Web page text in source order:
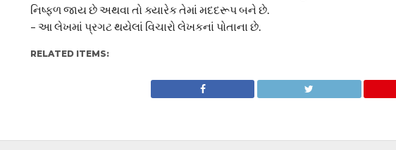
નિષ્ફળ જાય છે અથવા તો ક્યારેક તેમાં મદદરૂપ બને છે.
– આ લેખમાં પ્રગટ થયેલાં વિચારો લેખકનાં પોતાના છે.
RELATED ITEMS: